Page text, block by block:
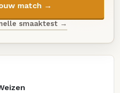
match →
smaaktest →